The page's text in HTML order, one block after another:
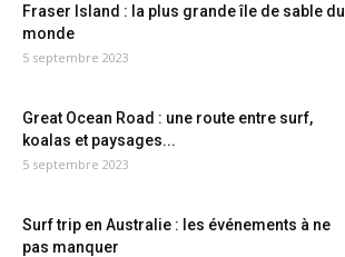
Fraser Island : la plus grande île de sable du
monde
5 septembre 2023
Great Ocean Road : une route entre surf,
koalas et paysages...
5 septembre 2023
Surf trip en Australie : les événements à ne
pas manquer